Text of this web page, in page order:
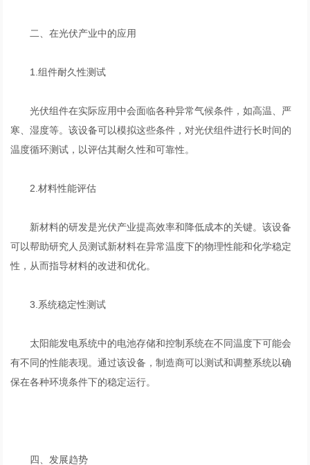
二、在光伏产业中的应用
1.组件耐久性测试
光伏组件在实际应用中会面临各种异常气候条件，如高温、严
寒、湿度等。该设备可以模拟这些条件，对光伏组件进行长时间的
温度循环测试，以评估其耐久性和可靠性。
2.材料性能评估
新材料的研发是光伏产业提高效率和降低成本的关键。该设备
可以帮助研究人员测试新材料在异常温度下的物理性能和化学稳定
性，从而指导材料的改进和优化。
3.系统稳定性测试
太阳能发电系统中的电池存储和控制系统在不同温度下可能会
有不同的性能表现。通过该设备，制造商可以测试和调整系统以确
保在各种环境条件下的稳定运行。
四、发展趋势